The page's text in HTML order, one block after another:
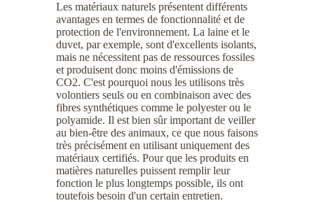
Les matériaux naturels présentent différents
avantages en termes de fonctionnalité et de
protection de l'environnement. La laine et le
duvet, par exemple, sont d'excellents isolants,
mais ne nécessitent pas de ressources fossiles
et produisent donc moins d'émissions de
CO2. C'est pourquoi nous les utilisons très
volontiers seuls ou en combinaison avec des
fibres synthétiques comme le polyester ou le
polyamide. Il est bien sûr important de veiller
au bien-être des animaux, ce que nous faisons
très précisément en utilisant uniquement des
matériaux certifiés. Pour que les produits en
matières naturelles puissent remplir leur
fonction le plus longtemps possible, ils ont
toutefois besoin d'un certain entretien.